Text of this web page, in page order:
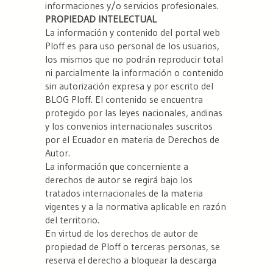
informaciones y/o servicios profesionales.
PROPIEDAD INTELECTUAL
La información y contenido del portal web
Ploff es para uso personal de los usuarios,
los mismos que no podrán reproducir total
ni parcialmente la información o contenido
sin autorización expresa y por escrito del
BLOG Ploff. El contenido se encuentra
protegido por las leyes nacionales, andinas
y los convenios internacionales suscritos
por el Ecuador en materia de Derechos de
Autor.
La información que concerniente a
derechos de autor se regirá bajo los
tratados internacionales de la materia
vigentes y a la normativa aplicable en razón
del territorio.
En virtud de los derechos de autor de
propiedad de Ploff o terceras personas, se
reserva el derecho a bloquear la descarga